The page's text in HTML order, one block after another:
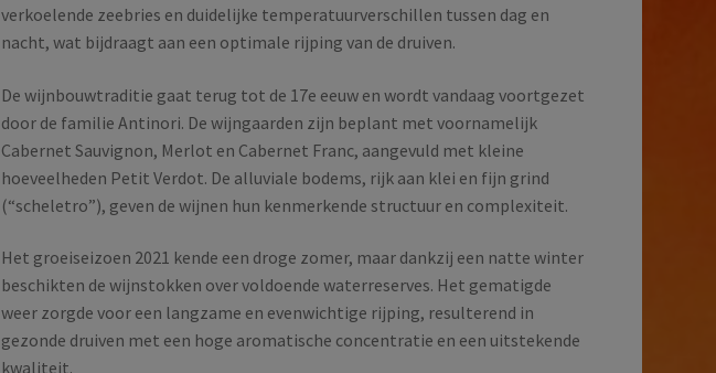
verkoelende zeebries en duidelijke temperatuurverschillen tussen dag en
nacht, wat bijdraagt aan een optimale rijping van de druiven.
De wijnbouwtraditie gaat terug tot de 17e eeuw en wordt vandaag voortgezet
door de familie Antinori. De wijngaarden zijn beplant met voornamelijk
Cabernet Sauvignon, Merlot en Cabernet Franc, aangevuld met kleine
hoeveelheden Petit Verdot. De alluviale bodems, rijk aan klei en fijn grind
(“scheletro”), geven de wijnen hun kenmerkende structuur en complexiteit.
Het groeiseizoen 2021 kende een droge zomer, maar dankzij een natte winter
beschikten de wijnstokken over voldoende waterreserves. Het gematigde
weer zorgde voor een langzame en evenwichtige rijping, resulterend in
gezonde druiven met een hoge aromatische concentratie en een uitstekende
kwaliteit.